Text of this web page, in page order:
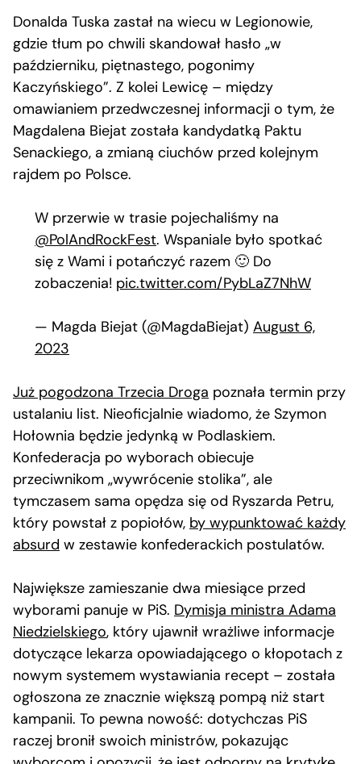
Donalda Tuska zastał na wiecu w Legionowie,
gdzie tłum po chwili skandował hasło „w
październiku, piętnastego, pogonimy
Kaczyńskiego”. Z kolei Lewicę – między
omawianiem przedwczesnej informacji o tym, że
Magdalena Biejat została kandydatką Paktu
Senackiego, a zmianą ciuchów przed kolejnym
rajdem po Polsce.
W przerwie w trasie pojechaliśmy na
@PolAndRockFest. Wspaniale było spotkać
się z Wami i potańczyć razem 🙂 Do
zobaczenia! pic.twitter.com/PybLaZ7NhW
— Magda Biejat (@MagdaBiejat) August 6,
2023
Już pogodzona Trzecia Droga poznała termin przy
ustalaniu list. Nieoficjalnie wiadomo, że Szymon
Hołownia będzie jedynką w Podlaskiem.
Konfederacja po wyborach obiecuje
przeciwnikom „wywrócenie stolika”, ale
tymczasem sama opędza się od Ryszarda Petru,
który powstał z popiołów, by wypunktować każdy
absurd w zestawie konfederackich postulatów.
Największe zamieszanie dwa miesiące przed
wyborami panuje w PiS. Dymisja ministra Adama
Niedzielskiego, który ujawnił wrażliwe informacje
dotyczące lekarza opowiadającego o kłopotach z
nowym systemem wystawiania recept – została
ogłoszona ze znacznie większą pompą niż start
kampanii. To pewna nowość: dotychczas PiS
raczej bronił swoich ministrów, pokazując